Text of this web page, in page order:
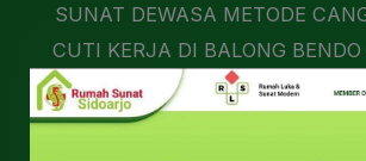
SUNAT DEWASA METODE
CUTI KERJA DI BALONG BENDO